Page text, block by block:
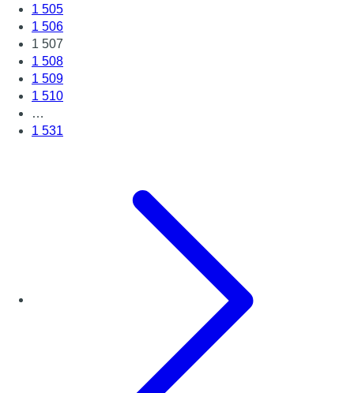
1 505
1 506
1 507
1 508
1 509
1 510
…
1 531